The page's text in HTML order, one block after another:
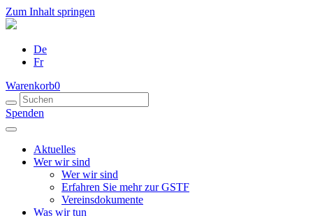
Zum Inhalt springen
De
Fr
Warenkorb0
Spenden
Aktuelles
Wer wir sind
Wer wir sind
Erfahren Sie mehr zur GSTF
Vereinsdokumente
Was wir tun